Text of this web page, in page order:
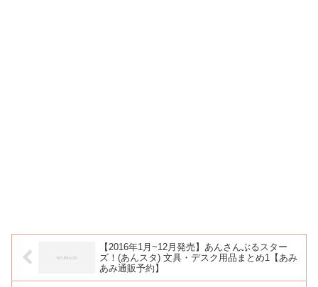
【2016年1月~12月発売】あんさんぶるスター
ズ！(あんスタ) 文具・デスク用品まとめ1【あみ
あみ通販予約】